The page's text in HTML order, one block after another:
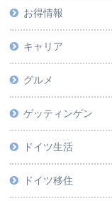
お得情報
キャリア
グルメ
ゲッティンゲン
ドイツ生活
ドイツ移住